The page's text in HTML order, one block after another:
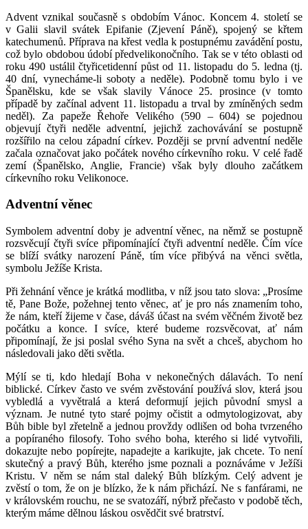
Advent vznikal současně s obdobím Vánoc. Koncem 4. století se
v Galii slavil svátek Epifanie (Zjevení Páně), spojený se křtem
katechumenů. Příprava na křest vedla k postupnému zavádění postu,
což bylo obdobou údobí předvelikonočního. Tak se v této oblasti od
roku 490 ustálil čtyřicetidenní půst od 11. listopadu do 5. ledna (tj.
40 dní, vynecháme-li soboty a neděle). Podobně tomu bylo i ve
Španělsku, kde se však slavily Vánoce 25. prosince (v tomto
případě by začínal advent 11. listopadu a trval by zmíněných sedm
neděl). Za papeže Řehoře Velikého (590 – 604) se pojednou
objevují čtyři neděle adventní, jejichž zachovávání se postupně
rozšířilo na celou západní církev. Později se první adventní neděle
začala označovat jako počátek nového církevního roku. V celé řadě
zemí (Španělsko, Anglie, Francie) však byly dlouho začátkem
církevního roku Velikonoce.
Adventní věnec
Symbolem adventní doby je adventní věnec, na němž se postupně
rozsvěcují čtyři svíce připomínající čtyři adventní neděle. Čím více
se blíží svátky narození Páně, tím více přibývá na věnci světla,
symbolu Ježíše Krista.
Při žehnání věnce je krátká modlitba, v níž jsou tato slova: „Prosíme
tě, Pane Bože, požehnej tento věnec, ať je pro nás znamením toho,
že nám, kteří žijeme v čase, dáváš účast na svém věčném životě bez
počátku a konce. I svíce, které budeme rozsvěcovat, ať nám
připomínají, že jsi poslal svého Syna na svět a chceš, abychom ho
následovali jako děti světla.
Mýlí se ti, kdo hledají Boha v nekonečných dálavách. To není
biblické. Církev často ve svém zvěstování používá slov, která jsou
vybledlá a vyvětralá a která deformují jejich původní smysl a
význam. Je nutné tyto staré pojmy očistit a odmytologizovat, aby
Bůh bible byl zřetelně a jednou provždy odlišen od boha tvrzeného
a popíraného filosofy. Toho svého boha, kterého si lidé vytvořili,
dokazujte nebo popírejte, napadejte a karikujte, jak chcete. To není
skutečný a pravý Bůh, kterého jsme poznali a poznáváme v Ježíši
Kristu. V něm se nám stal daleký Bůh blízkým. Celý advent je
zvěstí o tom, že on je blízko, že k nám přichází. Ne s fanfárami, ne
v královském rouchu, ne se svatozáří, nýbrž přečasto v podobě těch,
kterým máme dělnou láskou osvědčit své bratrství.